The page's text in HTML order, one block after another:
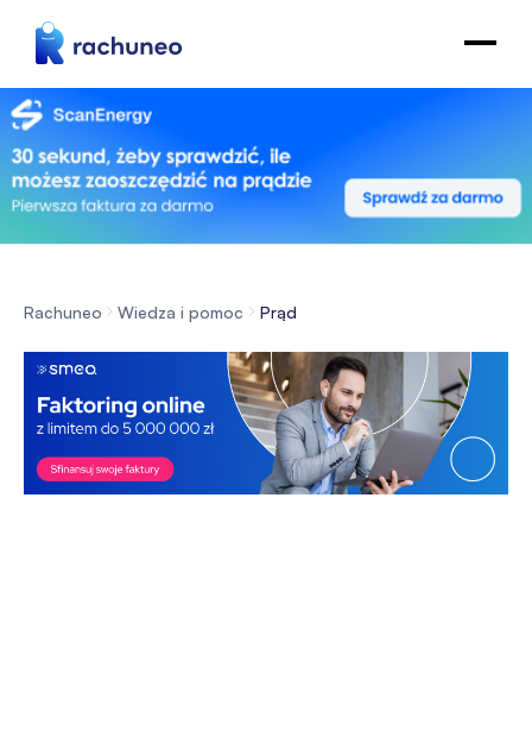
Rachuneo Wiedza i pomoc Prąd